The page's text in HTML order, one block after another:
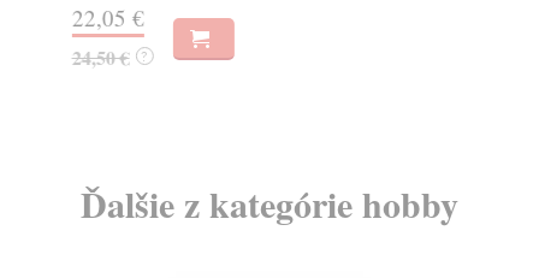
22,05 €
24,50 € ?
Ďalšie z kategórie hobby